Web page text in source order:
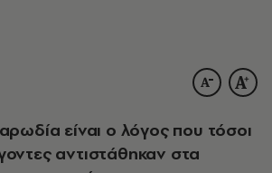
είναι ο λόγος που τόσοι
αντιστάθηκαν στα